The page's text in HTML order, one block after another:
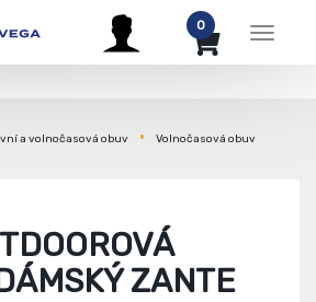
Menu
0
a volnočasová obuv Volnočasová obuv
ZANTE